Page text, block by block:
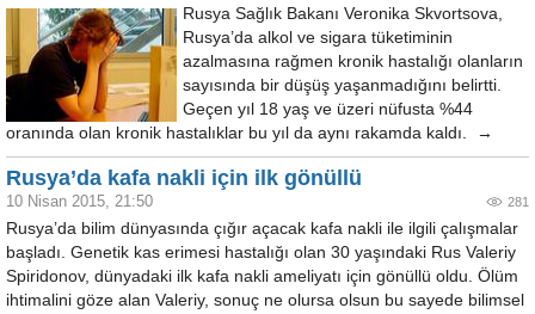
Rusya Sağlık Bakanı Veronika Skvortsova,
Rusya’da alkol ve sigara tüketiminin
azalmasına rağmen kronik hastalığı olanların
sayısında bir düşüş yaşanmadığını belirtti.
Geçen yıl 18 yaş ve üzeri nüfusta %44
oranında olan kronik hastalıklar bu yıl da aynı rakamda kaldı. →
Rusya’da kafa nakli için ilk gönüllü
10 Nisan 2015, 21:50 281
Rusya’da bilim dünyasında çığır açacak kafa nakli ile ilgili çalışmalar
başladı. Genetik kas erimesi hastalığı olan 30 yaşındaki Rus Valeriy
Spiridonov, dünyadaki ilk kafa nakli ameliyatı için gönüllü oldu. Ölüm
ihtimalini göze alan Valeriy, sonuç ne olursa olsun bu sayede bilimsel